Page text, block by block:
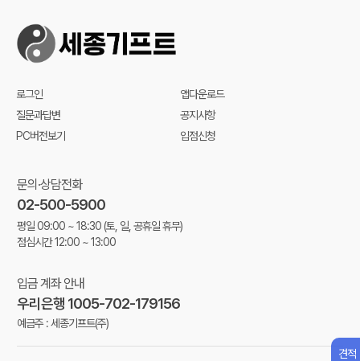
로그인
앱다운로드
질문과답변
공지사항
PC버전보기
입점신청
문의·상담전화
02-500-5900
평일 09:00 ~ 18:30(토, 일, 공휴일 휴무)
점심시간 12:00 ~ 13:00
입금 계좌 안내
우리은행 1005-702-179156
예금주 : 세종기프트(주)
견적